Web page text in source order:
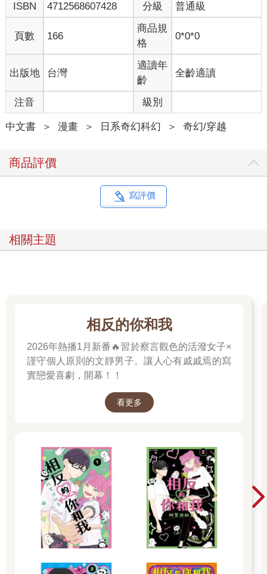
ISBN
4712568607428 分級 普通級
頁數 166
商品規
格
0*0*0
出版地 台灣
適讀年
齡
全齡適讀
注音 級別
中文書 ＞ 漫畫 ＞ 日系奇幻科幻 ＞ 奇幻/穿越
商品評價
寫評價
相關主題
相反的你和我
2026年熱播1月新番🔥習於察言觀色的活潑女子×
謹守個人原則的文靜男子。讓人心有戚戚焉的寫
實戀愛喜劇，開幕！！
看更多